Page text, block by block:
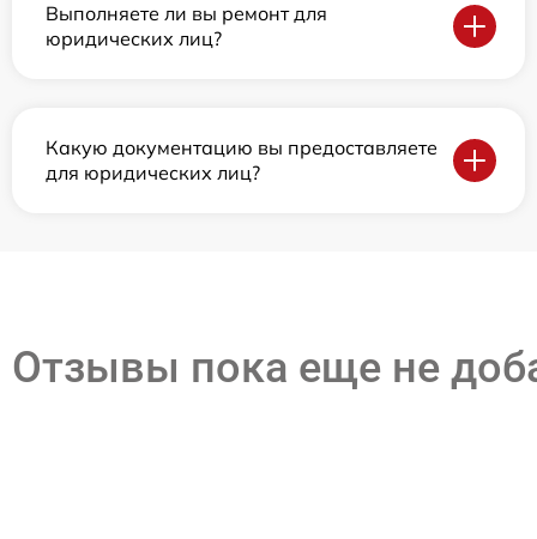
Выполняете ли вы ремонт для
юридических лиц?
Какую документацию вы предоставляете
для юридических лиц?
Отзывы пока еще не